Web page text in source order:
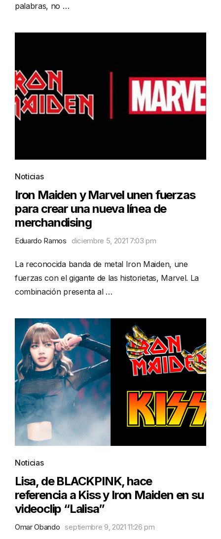
palabras, no …
Noticias
Iron Maiden y Marvel unen fuerzas
para crear una nueva línea de
merchandising
Eduardo Ramos diciembre 5, 2021 7:03 pm
La reconocida banda de metal Iron Maiden, une
fuerzas con el gigante de las historietas, Marvel. La
combinación presenta al …
Noticias
Lisa, de BLACKPINK, hace
referencia a Kiss y Iron Maiden en su
videoclip “Lalisa”
Omar Obando septiembre 9, 2021 11:26 pm